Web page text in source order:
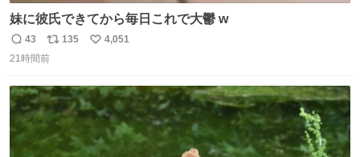
妹に彼氏できてから毎日これで大鬱 w
返
信
43
リ
ポ
ト
数
135
い
数
4,051
21時間前